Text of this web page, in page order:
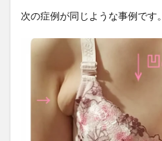
次の症例が同じような事例です。